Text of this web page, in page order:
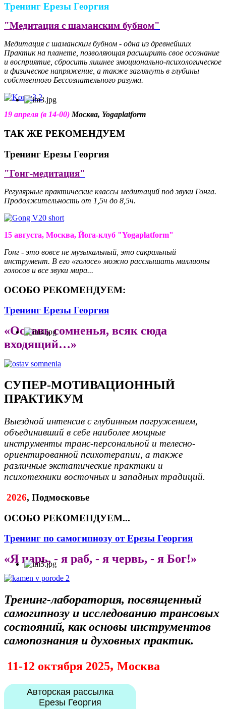
Тренинг Ерезы Георгия
"Медитация с шаманским бубном"
Медитация с шаманским бубном - одна из древнейших
Практик на планете, позволяющая расширить свое осознание
и восприятие, сбросить лишнее эмоционально-психологическое
и физическое напряжение, а также заглянуть в глубины
собственного Бессознательного разума.
19 апреля (в 14-00) Москва, Yogaplatform
ТАК ЖЕ РЕКОМЕНДУЕМ
Тренинг Ерезы Георгия
"Гонг-медитация"
Регулярные практические классы медитаций под звуки Гонга.
Продолжительность от 1,5ч до 8,5ч.
15 августа, Москва, Йога-клуб "Yogaplatform"
Гонг - это вовсе не музыкальный, это сакральный
инструмент. В его «голосе» можно расслышать миллионы
голосов и все звуки мира...
ОСОБО РЕКОМЕНДУЕМ:
Тренинг Ерезы Георгия
«Оставь сомненья, всяк сюда
входящий…»
СУПЕР-МОТИВАЦИОННЫЙ
ПРАКТИКУМ
Выездной интенсив с глубинным погружением,
объединивший в себе наиболее мощные
инструменты транс-персональной и телесно-
ориентированной психотерапии, а также
различные экстатические практики и
психотехники восточных и западных традиций.
2026, Подмосковье
ОСОБО РЕКОМЕНДУЕМ...
Тренинг по самогипнозу от Ерезы Георгия
«Я царь, - я раб, - я червь, - я Бог!»
Тренинг-лаборатория, посвященный
самогипнозу и исследованию трансовых
состояний, как основы инструментов
самопознания и духовных практик.
11-12 октября 2025, Москва
Авторская рассылка
Ерезы Георгия